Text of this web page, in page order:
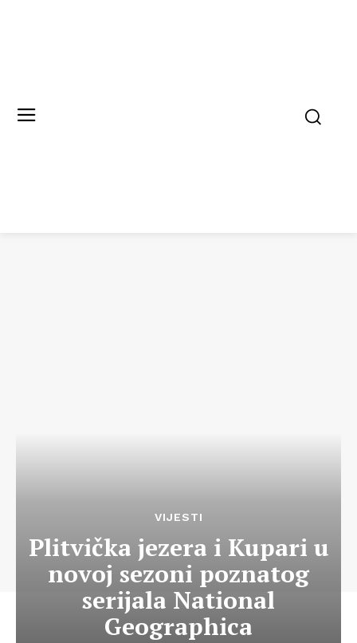
VIJESTI
Plitvička jezera i Kupari u
novoj sezoni poznatog
serijala National
Geographica